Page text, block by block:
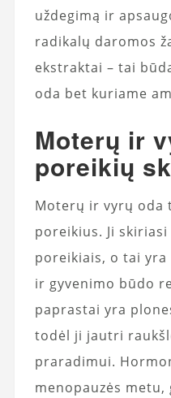
uždegimą ir
radikalų daromos
ekstraktai – tai
oda bet kuriame
Moterų ir
poreikių
Moterų ir vyrų oda
poreikius. Ji
poreikiais, o tai
ir gyvenimo būdo
paprastai yra
todėl ji jautri
praradimui.
menopauzės